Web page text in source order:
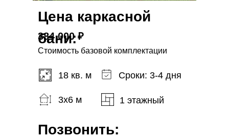
Цена каркасной
бани:
Позвонить:
18 кв. м
3x6 м
Сроки: 3-4 дня
1 этажный
384 000 ₽
Стоимость базовой комплектации